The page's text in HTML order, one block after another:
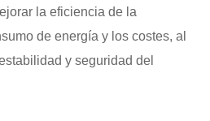
la eficiencia de la
de energía y los costes, al
y seguridad del